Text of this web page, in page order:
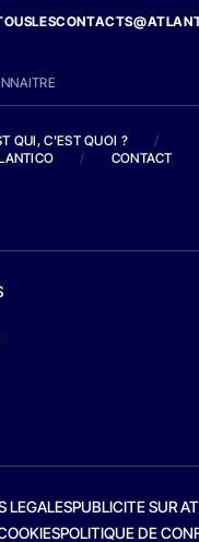
QUI, C'EST QUOI ?
/
/ CONTACT
LEGALESPUBLICITE SUR
POLITIQUE DE